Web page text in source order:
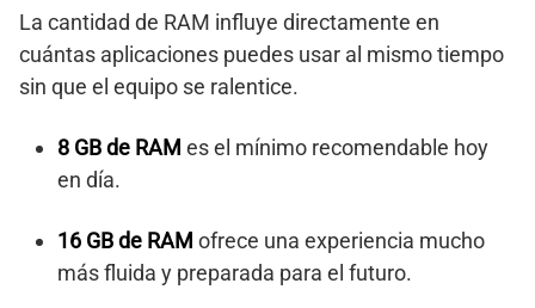
La cantidad de RAM influye directamente en
cuántas aplicaciones puedes usar al mismo tiempo
sin que el equipo se ralentice.
8 GB de RAM es el mínimo recomendable hoy
en día.
16 GB de RAM ofrece una experiencia mucho
más fluida y preparada para el futuro.